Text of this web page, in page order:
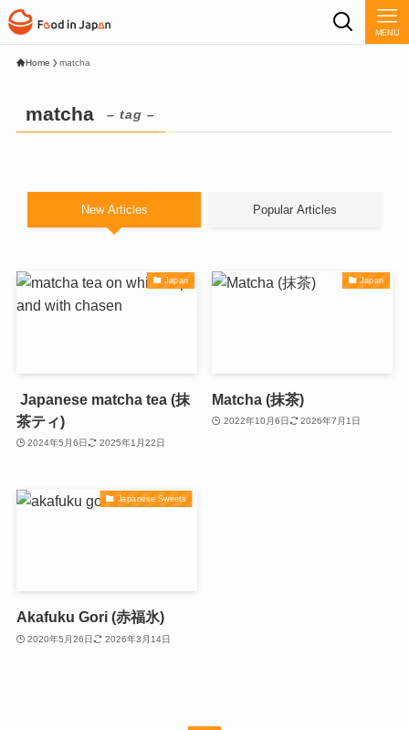
MENU
Home matcha
matcha – tag –
New Articles Popular Articles
Japan
Japanese matcha tea (抹
茶ティ)
2024年5月6日 2025年1月22日
Japan
Matcha (抹茶)
2022年10月6日 2026年7月1日
Japanese Sweets
Akafuku Gori (赤福氷)
2020年5月26日 2026年3月14日